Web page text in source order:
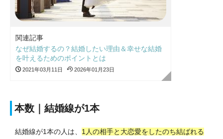
関連記事
なぜ結婚するの？結婚したい理由＆幸せな結婚
を叶えるためのポイントとは
2021年03月11日 2026年01月23日
本数｜結婚線が1本
結婚線が1本の人は、 1人の相手と大恋愛をしたのち結ばれる